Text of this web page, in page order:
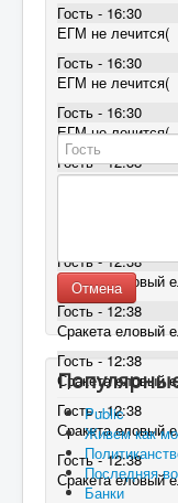
Гость - 16:30
ЕГМ не лечится(
Гость - 16:30
ЕГМ не лечится(
Гость - 16:30
ЕГМ не лечится(
Гость - 12:38
Сракета еловый
Сракета еловый
Гость - 12:38
Сракета еловый
Гость - 12:38
Сракета еловый
Гость - 12:38
Сракета еловый
Гость - 12:38
Сракета еловый
Гость - 12:38
Сракета еловый
Отмена
Public
Живем как
Последняя
Банки